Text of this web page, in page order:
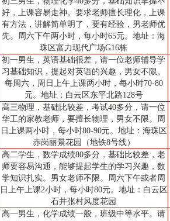
好，上课容易走神。要求老师擅长理化，上课
有方法，讲解简单明了，要有经验，男老师优
先。周六下午两小时，每小时65元。地址：海
珠区富力现代广场G16栋
初一男生，英语基础很差，请一位老师辅导学
习基础知识，提起对英语的兴趣，男女不限。
每周六，周日上午上课两小时，每小时70-80
元。地址：白云区东平北路128号
高三物理，基础比较差，考试40多分，请一位
华工的家教老师，要擅长物理，男女不限。周
日上课两小时，每小时80-90元。地址：海珠区
赤岗丽景花园（地铁8号线）
高二学生，数学成绩80多分，基础比较差，老
师要容易沟通，能够提起学生的学习兴趣，数
学知识扎实。男女老师不限。周六下午或者周
日上午上课2小时，每小时80元。地址：白云区
石井张村风度花园
高一男生，化学成绩一般，班级中等水平。请